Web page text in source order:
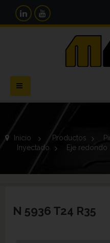
Navegación
Toggle
Inicio > Productos >
Inyectado > Eje redondo
N 5936 T24 R35